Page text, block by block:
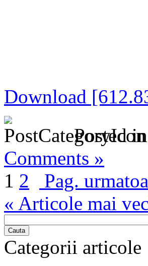
Download
Posted in
Comments »
1 2
Pag.
« Articole mai
Cauta
Categorii articole